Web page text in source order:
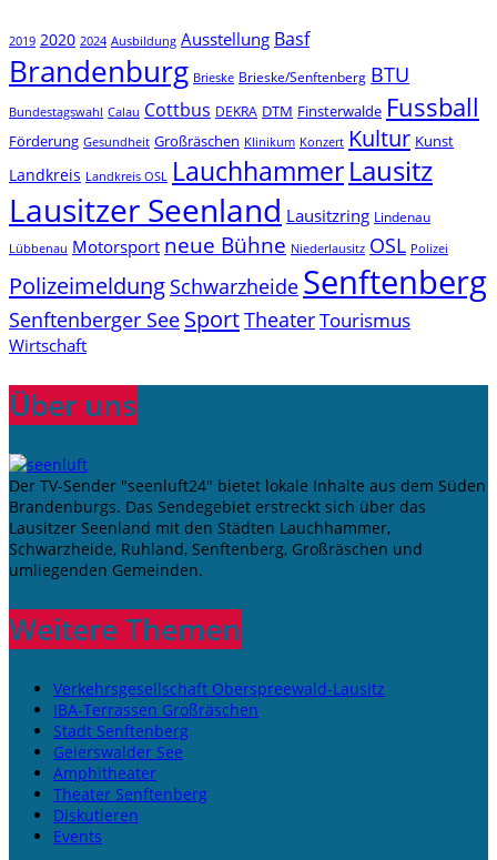
2019 2020 2024 Ausbildung Ausstellung Basf
Brandenburg Brieske Brieske/Senftenberg BTU
Bundestagswahl Calau Cottbus DEKRA DTM Finsterwalde Fussball
Förderung Gesundheit Großräschen Klinikum Konzert Kultur Kunst
Landkreis Landkreis OSL LauchhammerLausitz
Lausitzer Seenland Lausitzring Lindenau
Lübbenau Motorsport neue Bühne Niederlausitz OSL Polizei
Polizeimeldung Schwarzheide Senftenberg
Senftenberger See SportTheaterTourismus
Wirtschaft
Über uns
Der TV-Sender "seenluft24" bietet lokale Inhalte aus dem Süden
Brandenburgs. Das Sendegebiet erstreckt sich über das
Lausitzer Seenland mit den Städten Lauchhammer,
Schwarzheide, Ruhland, Senftenberg, Großräschen und
umliegenden Gemeinden.
Weitere Themen
Verkehrsgesellschaft Oberspreewald-Lausitz
IBA-Terrassen Großräschen
Stadt Senftenberg
Geierswalder See
Amphitheater
Theater Senftenberg
Diskutieren
Events